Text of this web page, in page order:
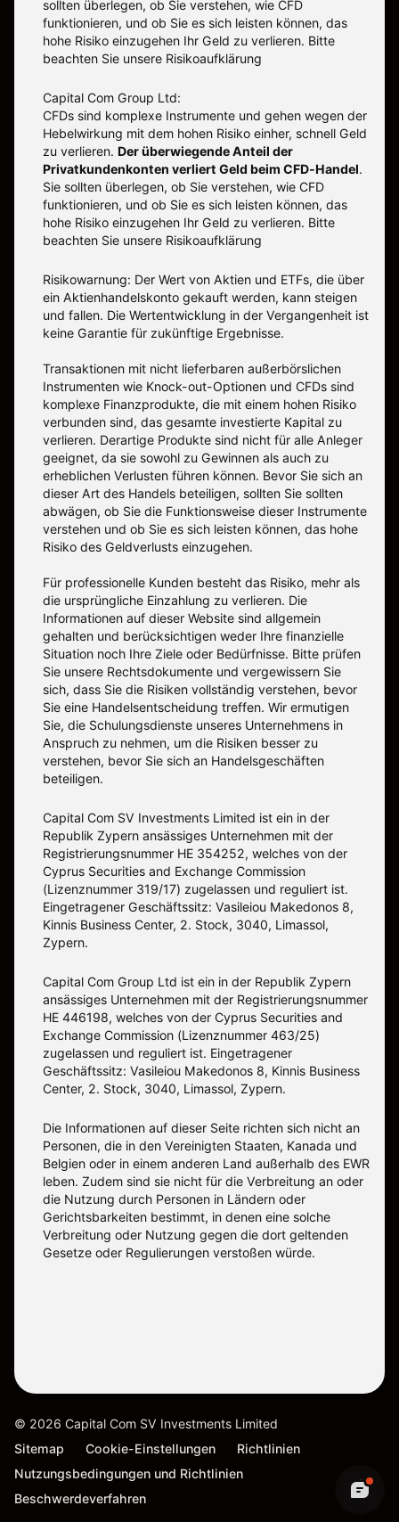
sollten überlegen, ob Sie verstehen, wie CFD
funktionieren, und ob Sie es sich leisten können, das
hohe Risiko einzugehen Ihr Geld zu verlieren. Bitte
beachten Sie unsere Risikoaufklärung
Capital Com Group Ltd:
CFDs sind komplexe Instrumente und gehen wegen der
Hebelwirkung mit dem hohen Risiko einher, schnell Geld
zu verlieren. Der überwiegende Anteil der
Privatkundenkonten verliert Geld beim CFD-Handel.
Sie sollten überlegen, ob Sie verstehen, wie CFD
funktionieren, und ob Sie es sich leisten können, das
hohe Risiko einzugehen Ihr Geld zu verlieren. Bitte
beachten Sie unsere Risikoaufklärung
Risikowarnung: Der Wert von Aktien und ETFs, die über
ein Aktienhandelskonto gekauft werden, kann steigen
und fallen. Die Wertentwicklung in der Vergangenheit ist
keine Garantie für zukünftige Ergebnisse.
Transaktionen mit nicht lieferbaren außerbörslichen
Instrumenten wie Knock-out-Optionen und CFDs sind
komplexe Finanzprodukte, die mit einem hohen Risiko
verbunden sind, das gesamte investierte Kapital zu
verlieren. Derartige Produkte sind nicht für alle Anleger
geeignet, da sie sowohl zu Gewinnen als auch zu
erheblichen Verlusten führen können. Bevor Sie sich an
dieser Art des Handels beteiligen, sollten Sie sollten
abwägen, ob Sie die Funktionsweise dieser Instrumente
verstehen und ob Sie es sich leisten können, das hohe
Risiko des Geldverlusts einzugehen.
Für professionelle Kunden besteht das Risiko, mehr als
die ursprüngliche Einzahlung zu verlieren. Die
Informationen auf dieser Website sind allgemein
gehalten und berücksichtigen weder Ihre finanzielle
Situation noch Ihre Ziele oder Bedürfnisse. Bitte prüfen
Sie unsere Rechtsdokumente und vergewissern Sie
sich, dass Sie die Risiken vollständig verstehen, bevor
Sie eine Handelsentscheidung treffen. Wir ermutigen
Sie, die Schulungsdienste unseres Unternehmens in
Anspruch zu nehmen, um die Risiken besser zu
verstehen, bevor Sie sich an Handelsgeschäften
beteiligen.
Capital Com SV Investments Limited ist ein in der
Republik Zypern ansässiges Unternehmen mit der
Registrierungsnummer HE 354252, welches von der
Cyprus Securities and Exchange Commission
(Lizenznummer 319/17) zugelassen und reguliert ist.
Eingetragener Geschäftssitz: Vasileiou Makedonos 8,
Kinnis Business Center, 2. Stock, 3040, Limassol,
Zypern.
Capital Com Group Ltd ist ein in der Republik Zypern
ansässiges Unternehmen mit der Registrierungsnummer
ΗΕ 446198, welches von der Cyprus Securities and
Exchange Commission (Lizenznummer 463/25)
zugelassen und reguliert ist. Eingetragener
Geschäftssitz: Vasileiou Makedonos 8, Kinnis Business
Center, 2. Stock, 3040, Limassol, Zypern.
Die Informationen auf dieser Seite richten sich nicht an
Personen, die in den Vereinigten Staaten, Kanada und
Belgien oder in einem anderen Land außerhalb des EWR
leben. Zudem sind sie nicht für die Verbreitung an oder
die Nutzung durch Personen in Ländern oder
Gerichtsbarkeiten bestimmt, in denen eine solche
Verbreitung oder Nutzung gegen die dort geltenden
Gesetze oder Regulierungen verstoßen würde.
© 2026 Capital Com SV Investments Limited
Sitemap
Cookie-Einstellungen
Richtlinien
Nutzungsbedingungen und Richtlinien
Beschwerdeverfahren